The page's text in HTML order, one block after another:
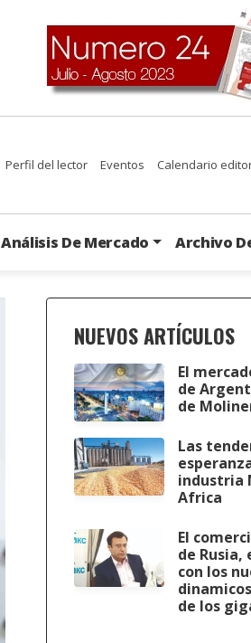
Perfil del lector Eventos Calendario
Análisis De Mercado Archivo
NUEVOS ARTÍCULOS
El
de
de
Las
industria
Africa
El
de
con los
de los